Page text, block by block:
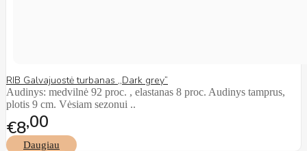
RIB Galvajuostė turbanas ,,Dark grey”
Audinys: medvilnė 92 proc. , elastanas 8 proc. Audinys tamprus,
plotis 9 cm. Vėsiam sezonui ..
€800
Daugiau